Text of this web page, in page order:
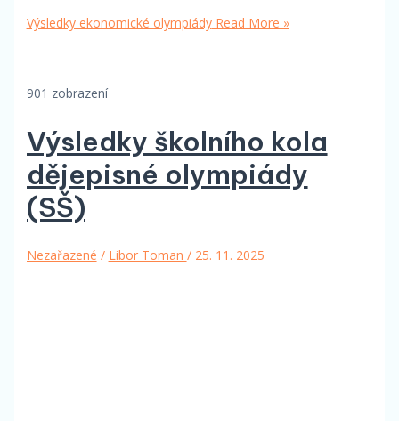
Výsledky ekonomické olympiádyRead More »
901 zobrazení
Výsledky školního kola
dějepisné olympiády
(SŠ)
Nezařazené / Libor Toman / 25. 11. 2025